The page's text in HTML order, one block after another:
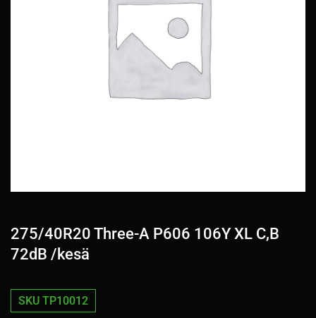
275/40R20 Three-A P606 106Y XL C,B
72dB /kesä
SKU TP10012